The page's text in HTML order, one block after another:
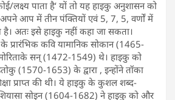
लक्ष्य पाता है‘ यों तो यह हाइकु अनुशासन को
अपने आप में तीन पंक्तियों एवं 5, 7, 5, वर्णों में
अतः इसे हाइकु नहीं कहा जा सकता।
प्रारंभिक कवि यामानिक सोकान (1465-
सन् (1472-1549) थे। हाइकु को
(1570-1653) के द्वारा , इन्होंने तॉका
प्राप्त की थी। ये हाइकु के कुशल शब्द-
सोइन (1604-1682) ने हाइकु को और